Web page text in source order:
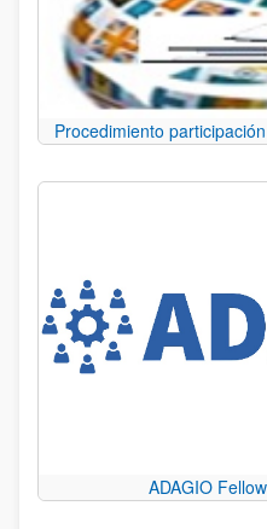
Procedimiento
ADAGIO